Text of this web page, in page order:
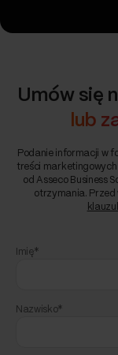
Umów się
lub
Podanie informacji w
treści
od Asseco Business
otrzymania. Przed
Imię*
Nazwisko*